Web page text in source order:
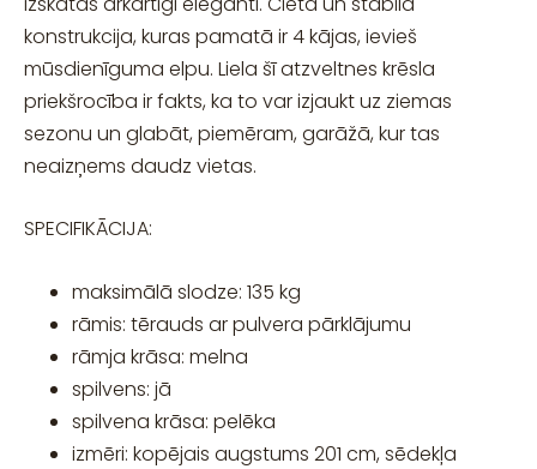
konstrukcija, kuras pamatā ir 4 kājas, ievieš
mūsdienīguma elpu. Liela šī atzveltnes krēsla
priekšrocība ir fakts, ka to var izjaukt uz ziemas
sezonu un glabāt, piemēram, garāžā, kur tas
neaizņems daudz vietas.
SPECIFIKĀCIJA:
maksimālā slodze: 135 kg
rāmis: tērauds ar pulvera pārklājumu
rāmja krāsa: melna
spilvens: jā
spilvena krāsa: pelēka
izmēri: kopējais augstums 201 cm, sēdekļa